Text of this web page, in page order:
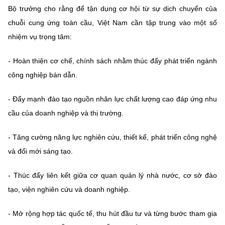
Chọn ngôn ngữ
Vietnamese English
BỘ KHOA HỌC VÀ CÔNG NGHỆ
Điều khoản sử dụng Theo dõi MST:
Cơ quan chủ quản: Bộ Khoa học và Công nghệ (MST)
Chịu trách nhiệm nội dung: Nguyễn Thị Hải Hằng
Liên hệ
Điện thoại: 024 3936 9506
©2026 Bản quyền thuộc Bộ Khoa Học và Công Nghệ
Bộ trưởng cho rằng để tận dụng cơ hội từ sự dịch chuyển của
chuỗi cung ứng toàn cầu, Việt Nam cần tập trung vào một số
nhiệm vụ trọng tâm:
- Hoàn thiện cơ chế, chính sách nhằm thúc đẩy phát triển ngành
công nghiệp bán dẫn.
- Đẩy mạnh đào tạo nguồn nhân lực chất lượng cao đáp ứng nhu
cầu của doanh nghiệp và thị trường.
- Tăng cường năng lực nghiên cứu, thiết kế, phát triển công nghệ
và đổi mới sáng tạo.
- Thúc đẩy liên kết giữa cơ quan quản lý nhà nước, cơ sở đào
tạo, viện nghiên cứu và doanh nghiệp.
- Mở rộng hợp tác quốc tế, thu hút đầu tư và từng bước tham gia